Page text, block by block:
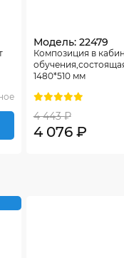
Модель: 22479
Композиция в
1480*510 мм
4 443 ₽
4 076 ₽